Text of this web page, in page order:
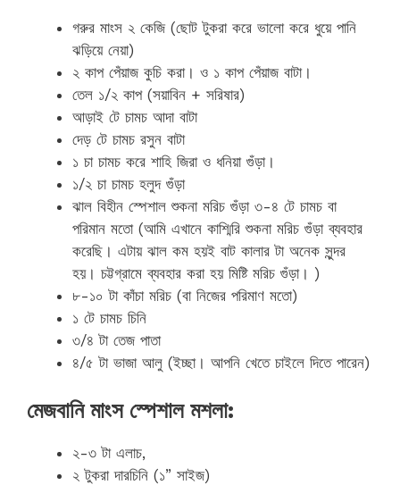
গরুর মাংস ২ কেজি (ছোট টুকরা করে ভালো করে ধুয়ে পানি
ঝড়িয়ে নেয়া)
২ কাপ পেঁয়াজ কুচি করা। ও ১ কাপ পেঁয়াজ বাটা।
তেল ১/২ কাপ (সয়াবিন + সরিষার)
আড়াই টে চামচ আদা বাটা
দেড় টে চামচ রসুন বাটা
১ চা চামচ করে শাহি জিরা ও ধনিয়া গুঁড়া।
১/২ চা চামচ হলুদ গুঁড়া
ঝাল বিহীন স্পেশাল শুকনা মরিচ গুঁড়া ৩-৪ টে চামচ বা
পরিমান মতো (আমি এখানে কাশ্মিরি শুকনা মরিচ গুঁড়া ব্যবহার
করেছি। এটায় ঝাল কম হয়ই বাট কালার টা অনেক সুন্দর
হয়। চট্টগ্রামে ব্যবহার করা হয় মিষ্টি মরিচ গুঁড়া। )
৮-১০ টা কাঁচা মরিচ (বা নিজের পরিমাণ মতো)
১ টে চামচ চিনি
৩/৪ টা তেজ পাতা
৪/৫ টা ভাজা আলু (ইচ্ছা। আপনি খেতে চাইলে দিতে পারেন)
মেজবানি মাংস স্পেশাল মশলা:
২-৩ টা এলাচ,
২ টুকরা দারচিনি (১” সাইজ)